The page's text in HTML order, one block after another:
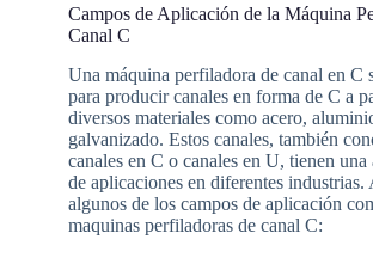
Campos de Aplicación de la Máquina
Canal C
Una máquina perfiladora de canal en C
para producir canales en forma de C a
diversos materiales como acero,
galvanizado. Estos canales, también
canales en C o canales en U, tienen una
de aplicaciones en diferentes industrias.
algunos de los campos de aplicación
maquinas perfiladoras de canal C: